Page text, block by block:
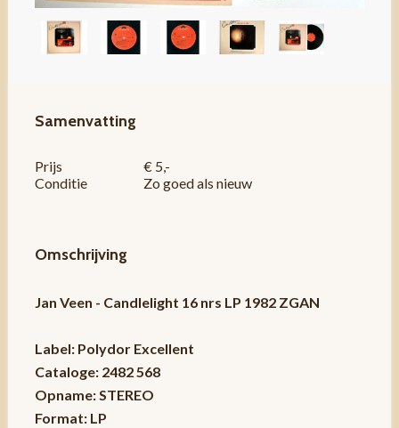
Samenvatting
Prijs
€ 5,-
Conditie
Zo goed als nieuw
Omschrijving
Jan Veen - Candlelight 16 nrs LP 1982 ZGAN
Label: Polydor Excellent
Cataloge: 2482 568
Opname: STEREO
Format: LP